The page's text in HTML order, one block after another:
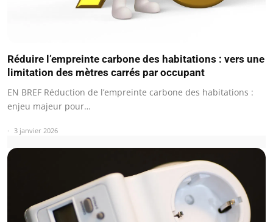
Réduire l’empreinte carbone des habitations : vers une
limitation des mètres carrés par occupant
EN BREF Réduction de l’empreinte carbone des habitations :
enjeu majeur pour…
3 janvier 2026